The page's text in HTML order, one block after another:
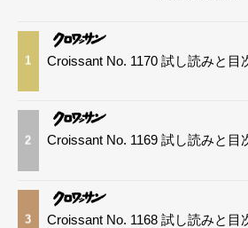
1 Croissant No. 1170 試し読みと目
2 Croissant No. 1169 試し読みと目
3 Croissant No. 1168 試し読みと目